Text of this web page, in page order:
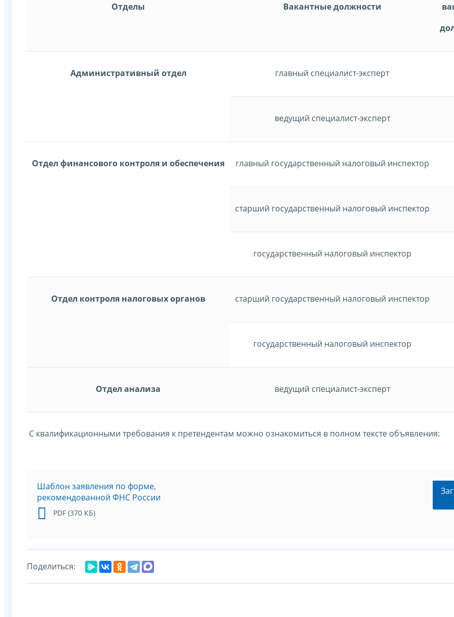
Отделы Вакантные должности
Административный отдел главный специалист-эксперт
ведущий специалист-эксперт
Отдел финансового контроля и обеспечения главный государственный налоговый инспектор
старший государственный налоговый инспектор
государственный налоговый инспектор
Отдел контроля налоговых органов старший государственный налоговый инспектор
государственный налоговый инспектор
Отдел анализа ведущий специалист-эксперт
С квалификационными требования к претендентам можно ознакомиться в полном тексте объявления:
Шаблон заявления по форме,
рекомендованной ФНС России
PDF (370 КБ)
Поделиться: